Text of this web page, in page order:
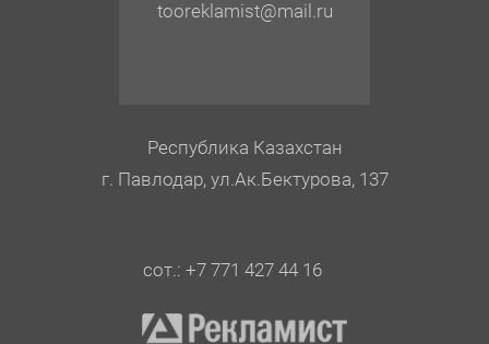
tooreklamist@mail.ru
Республика Казахстан
г. Павлодар, ул.Ак.Бектурова, 137
сот.: +7 771 427 44 16